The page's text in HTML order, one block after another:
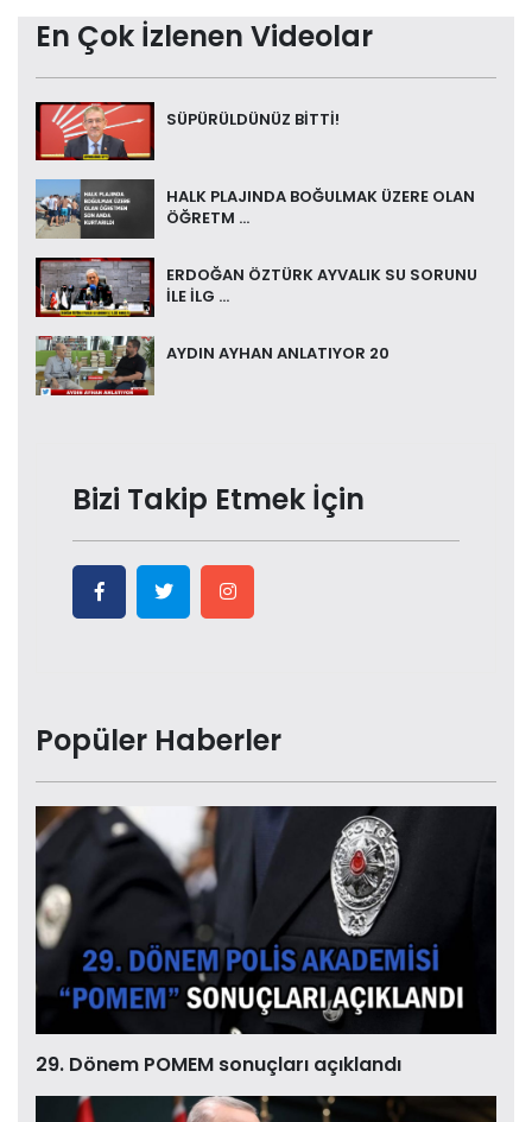
En Çok İzlenen Videolar
SÜPÜRÜLDÜNÜZ BİTTİ!
HALK PLAJINDA BOĞULMAK ÜZERE OLAN
ÖĞRETM ...
ERDOĞAN ÖZTÜRK AYVALIK SU SORUNU
İLE İLG ...
AYDIN AYHAN ANLATIYOR 20
Bizi Takip Etmek İçin
Popüler Haberler
29. Dönem POMEM sonuçları açıklandı